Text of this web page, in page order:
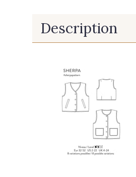
Description